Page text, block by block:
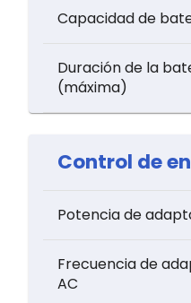
Capacidad de
Duración de la
(máxima)
Control de
Potencia de
Frecuencia de
AC